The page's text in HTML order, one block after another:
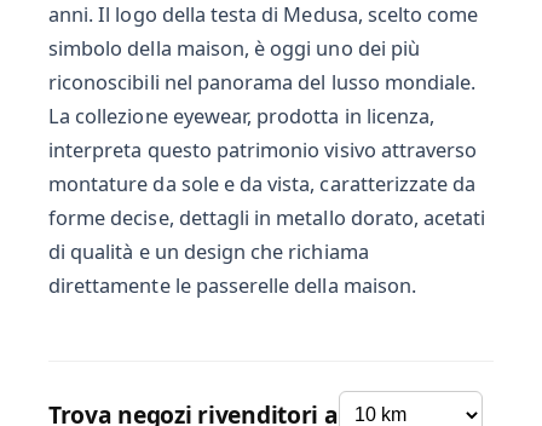
anni. Il logo della testa di Medusa, scelto come
simbolo della maison, è oggi uno dei più
riconoscibili nel panorama del lusso mondiale.
La collezione eyewear, prodotta in licenza,
interpreta questo patrimonio visivo attraverso
montature da sole e da vista, caratterizzate da
forme decise, dettagli in metallo dorato, acetati
di qualità e un design che richiama
direttamente le passerelle della maison.
Trova negozi rivenditori a